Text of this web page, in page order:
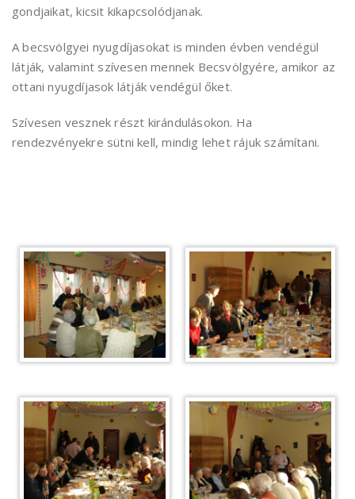
gondjaikat, kicsit kikapcsolódjanak.
A becsvölgyei nyugdíjasokat is minden évben vendégül
látják, valamint szívesen mennek Becsvölgyére, amikor az
ottani nyugdíjasok látják vendégül őket.
Szívesen vesznek részt kirándulásokon. Ha
rendezvényekre sütni kell, mindig lehet rájuk számítani.